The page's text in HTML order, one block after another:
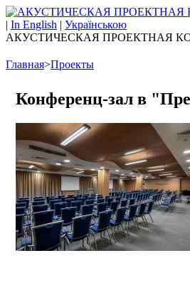
| In English | Українською
АКУСТИЧЕСКАЯ ПРОЕКТНАЯ
Главная>Проекты
Конференц-зал в